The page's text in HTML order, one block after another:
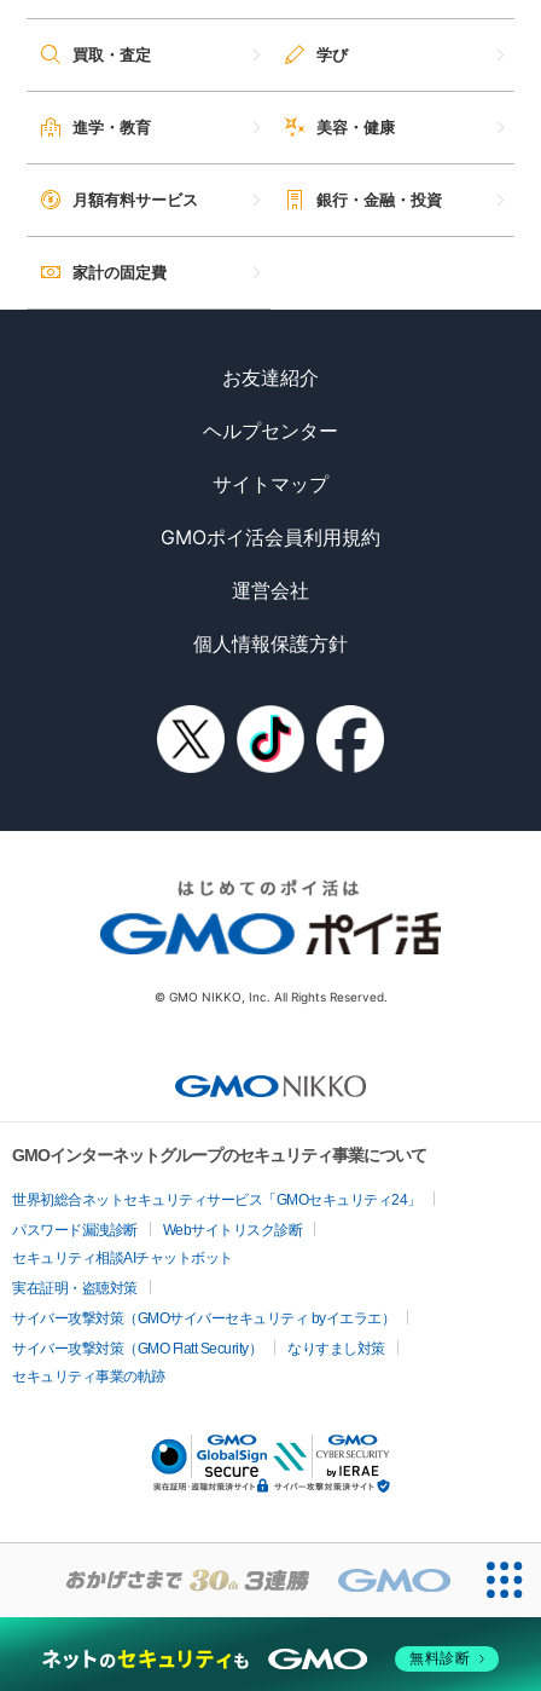
買取・査定 学び
進学・教育 美容・健康
月額有料サービス 銀行・金融・投資
家計の固定費
お友達紹介
ヘルプセンター
サイトマップ
GMOポイ活会員利用規約
運営会社
個人情報保護方針
© GMO NIKKO, Inc. All Rights Reserved.
GMOインターネットグループのセキュリティ事業について
世界初総合ネットセキュリティサービス「GMOセキュリティ24」
パスワード漏洩診断
Webサイトリスク診断
セキュリティ相談AIチャットボット
実在証明・盗聴対策
サイバー攻撃対策（GMOサイバーセキュリティ byイエラエ）
サイバー攻撃対策（GMO Flatt Security）
なりすまし対策
セキュリティ事業の軌跡
無料診断